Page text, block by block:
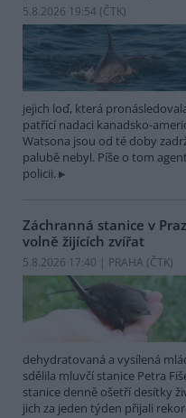
5.8.2026 19:54 (ČTK)
jejich loď, která
patřící nadaci kanadsko-
Watsona jsou od té doby
palubě nebyl. Píše o tom
policii.
Záchranná stanice v
volně žijících zvířat
5.8.2026 17:40 | PRAHA (ČTK)
dehydratovaná a vysílená
sdělila mluvčí stanice Petra
stanice denně ošetří desítky
jich za jeden týden přijali